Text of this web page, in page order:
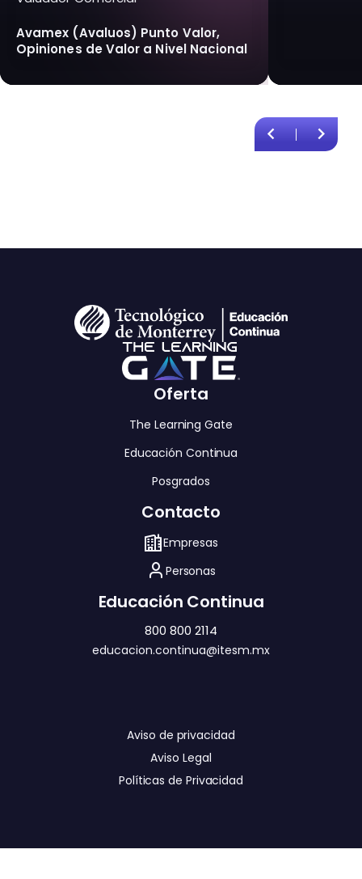
Avamex (Avaluos) Punto Valor,
Opiniones de Valor a Nivel Nacional
Oferta
The Learning Gate
Educación Continua
Posgrados
Contacto
Empresas
Personas
Educación Continua
800 800 2114
educacion.continua@itesm.mx
Aviso de privacidad
Aviso Legal
Políticas de Privacidad